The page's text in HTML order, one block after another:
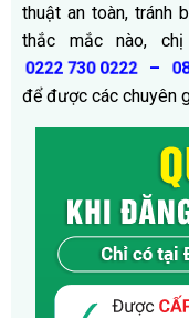
thuật an toàn, tránh
thắc mắc nào,
0222 730 0222 –
để được các chuyên